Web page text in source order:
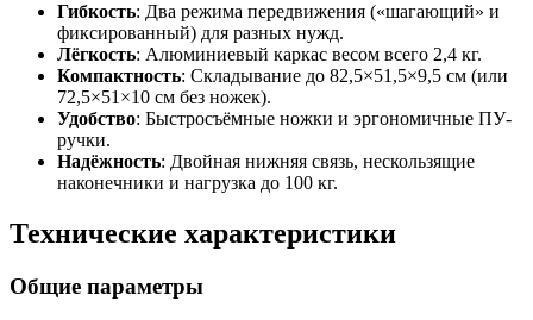
Гибкость: Два режима передвижения («шагающий» и
фиксированный) для разных нужд.
Лёгкость: Алюминиевый каркас весом всего 2,4 кг.
Компактность: Складывание до 82,5×51,5×9,5 см (или
72,5×51×10 см без ножек).
Удобство: Быстросъёмные ножки и эргономичные ПУ-
ручки.
Надёжность: Двойная нижняя связь, нескользящие
наконечники и нагрузка до 100 кг.
Технические характеристики
Общие параметры